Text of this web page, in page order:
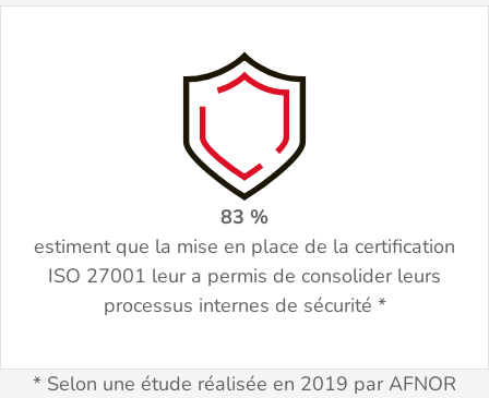
83 %
estiment que la mise en place de la certification
ISO 27001 leur a permis de consolider leurs
processus internes de sécurité *
* Selon une étude réalisée en 2019 par AFNOR